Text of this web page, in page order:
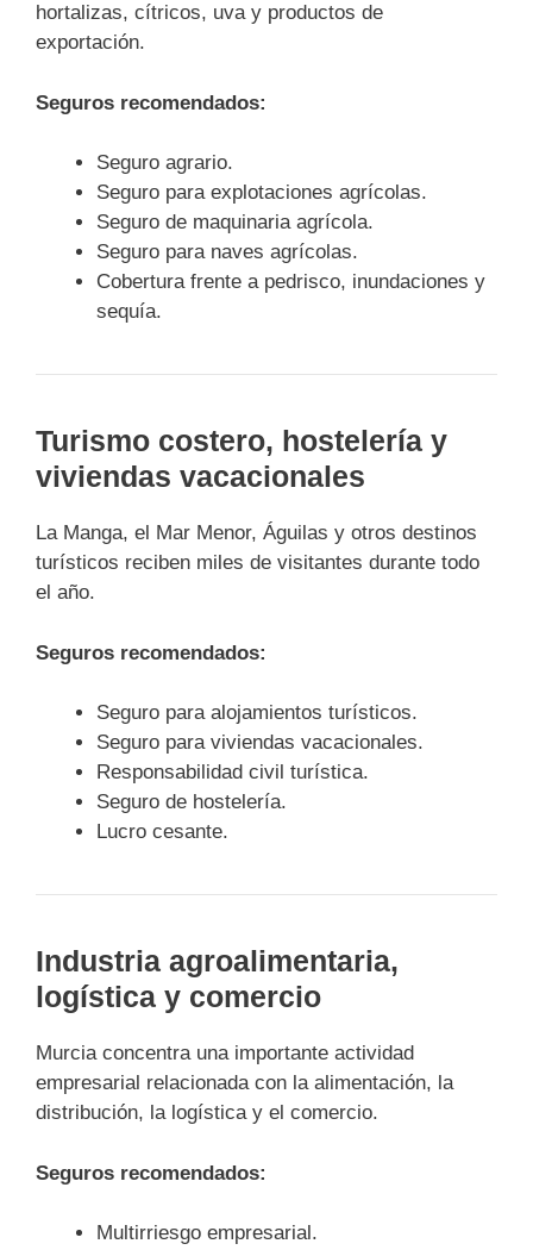
hortalizas, cítricos, uva y productos de
exportación.
Seguros recomendados:
Seguro agrario.
Seguro para explotaciones agrícolas.
Seguro de maquinaria agrícola.
Seguro para naves agrícolas.
Cobertura frente a pedrisco, inundaciones y
sequía.
Turismo costero, hostelería y
viviendas vacacionales
La Manga, el Mar Menor, Águilas y otros destinos
turísticos reciben miles de visitantes durante todo
el año.
Seguros recomendados:
Seguro para alojamientos turísticos.
Seguro para viviendas vacacionales.
Responsabilidad civil turística.
Seguro de hostelería.
Lucro cesante.
Industria agroalimentaria,
logística y comercio
Murcia concentra una importante actividad
empresarial relacionada con la alimentación, la
distribución, la logística y el comercio.
Seguros recomendados:
Multirriesgo empresarial.